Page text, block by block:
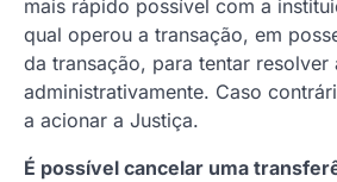
mais rápido possível com a
qual operou a transação, em
da transação, para tentar resolver
administrativamente. Caso
a acionar a Justiça.
É possível cancelar uma